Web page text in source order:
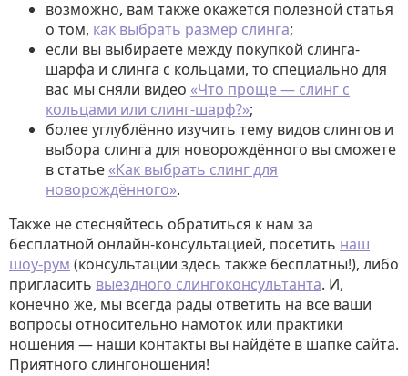
возможно, вам также окажется полезной статья
о том, как выбрать размер слинга;
если вы выбираете между покупкой слинга-
шарфа и слинга с кольцами, то специально для
вас мы сняли видео «Что проще — слинг с
кольцами или слинг-шарф?»;
более углублённо изучить тему видов слингов и
выбора слинга для новорождённого вы сможете
в статье «Как выбрать слинг для
новорождённого».
Также не стесняйтесь обратиться к нам за
бесплатной онлайн-консультацией, посетить наш
шоу-рум (консультации здесь также бесплатны!), либо
пригласить выездного слингоконсультанта. И,
конечно же, мы всегда рады ответить на все ваши
вопросы относительно намоток или практики
ношения — наши контакты вы найдёте в шапке сайта.
Приятного слингоношения!